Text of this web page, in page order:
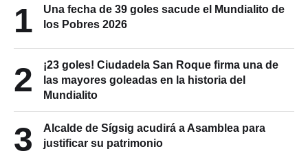
1
Una fecha de 39 goles sacude el Mundialito de
los Pobres 2026
2
¡23 goles! Ciudadela San Roque firma una de
las mayores goleadas en la historia del
Mundialito
3
Alcalde de Sígsig acudirá a Asamblea para
justificar su patrimonio